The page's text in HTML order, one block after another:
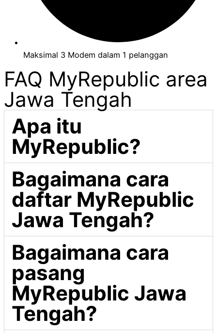
Maksimal 3 Modem dalam 1 pelanggan
FAQ MyRepublic area
Jawa Tengah
Apa itu
MyRepublic?
Bagaimana cara
daftar MyRepublic
Jawa Tengah?
Bagaimana cara
pasang
MyRepublic Jawa
Tengah?